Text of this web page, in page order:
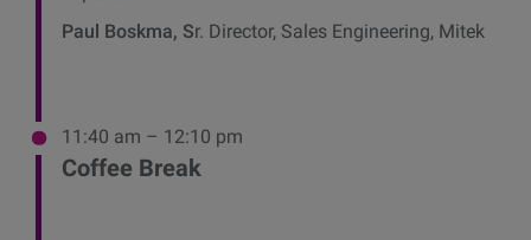
Paul Boskma, Sr. Director, Sales Engineering, Mitek
11:40 am – 12:10 pm
Coffee Break